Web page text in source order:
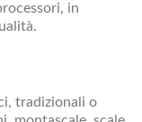
in
tradizionali o